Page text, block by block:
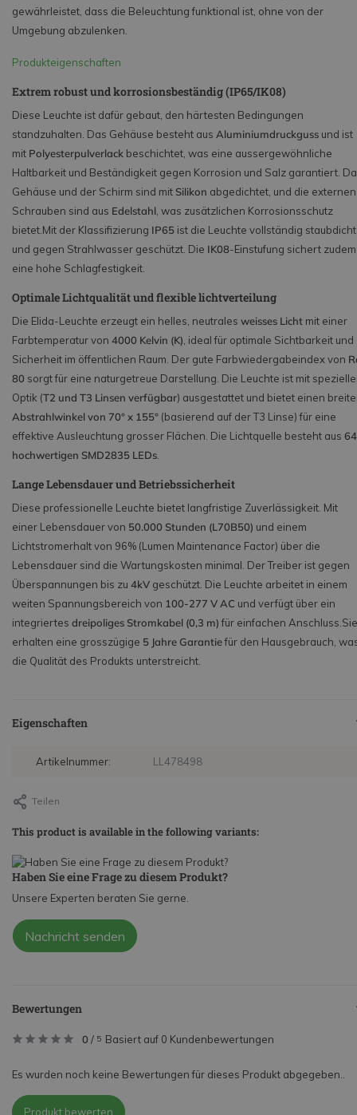
gewährleistet, dass die Beleuchtung funktional ist, ohne von der
Umgebung abzulenken.
Produkteigenschaften
Extrem robust und korrosionsbeständig (IP65/IK08)
Diese Leuchte ist dafür gebaut, den härtesten Bedingungen
standzuhalten. Das Gehäuse besteht aus Aluminiumdruckguss und ist
mit Polyesterpulverlack beschichtet, was eine aussergewöhnliche
Haltbarkeit und Beständigkeit gegen Korrosion und Salz garantiert.
Gehäuse und der Schirm sind mit Silikon abgedichtet, und die externen
Schrauben sind aus Edelstahl, was zusätzlichen Korrosionsschutz
bietet.Mit der Klassifizierung IP65 ist die Leuchte vollständig staubdicht
und gegen Strahlwasser geschützt. Die IK08-Einstufung sichert zudem
eine hohe Schlagfestigkeit.
Optimale Lichtqualität und flexible lichtverteilung
Die Elida-Leuchte erzeugt ein helles, neutrales weisses Licht mit einer
Farbtemperatur von 4000 Kelvin (K), ideal für optimale Sichtbarkeit und
Sicherheit im öffentlichen Raum. Der gute Farbwiedergabeindex von
80 sorgt für eine naturgetreue Darstellung. Die Leuchte ist mit
Optik (T2 und T3 Linsen verfügbar) ausgestattet und bietet einen
Abstrahlwinkel von 70° x 155° (basierend auf der T3 Linse) für eine
effektive Ausleuchtung grosser Flächen. Die Lichtquelle besteht aus 64
hochwertigen SMD2835 LEDs.
Lange Lebensdauer und Betriebssicherheit
Diese professionelle Leuchte bietet langfristige Zuverlässigkeit. Mit
einer Lebensdauer von 50.000 Stunden (L70B50) und einem
Lichtstromerhalt von 96% (Lumen Maintenance Factor) über die
Lebensdauer sind die Wartungskosten minimal. Der Treiber ist gegen
Überspannungen bis zu 4kV geschützt. Die Leuchte arbeitet in einem
weiten Spannungsbereich von 100-277 V AC und verfügt über ein
integriertes dreipoliges Stromkabel (0,3 m)für einfachen Anschluss.Sie
erhalten eine grosszügige 5 Jahre Garantiefür den Hausgebrauch,
die Qualität des Produkts unterstreicht.
Eigenschaften
Artikelnummer: LL478498
Teilen
This product is available in the following variants:
Haben Sie eine Frage zu diesem Produkt?
Unsere Experten beraten Sie gerne.
Nachricht senden
Bewertungen
0 / 5 Basiert auf 0 Kundenbewertungen
Es wurden noch keine Bewertungen für dieses Produkt abgegeben..
Produkt bewerten